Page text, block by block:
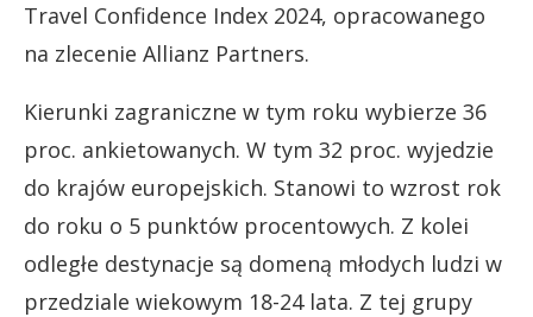
Travel Confidence Index 2024, opracowanego
na zlecenie Allianz Partners.
Kierunki zagraniczne w tym roku wybierze 36
proc. ankietowanych. W tym 32 proc. wyjedzie
do krajów europejskich. Stanowi to wzrost rok
do roku o 5 punktów procentowych. Z kolei
odległe destynacje są domeną młodych ludzi w
przedziale wiekowym 18-24 lata. Z tej grupy